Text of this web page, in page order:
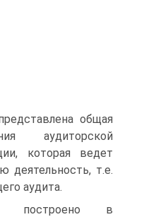
общая
аудиторской
которая ведет
деятельность, т.е.
аудита.
построено в